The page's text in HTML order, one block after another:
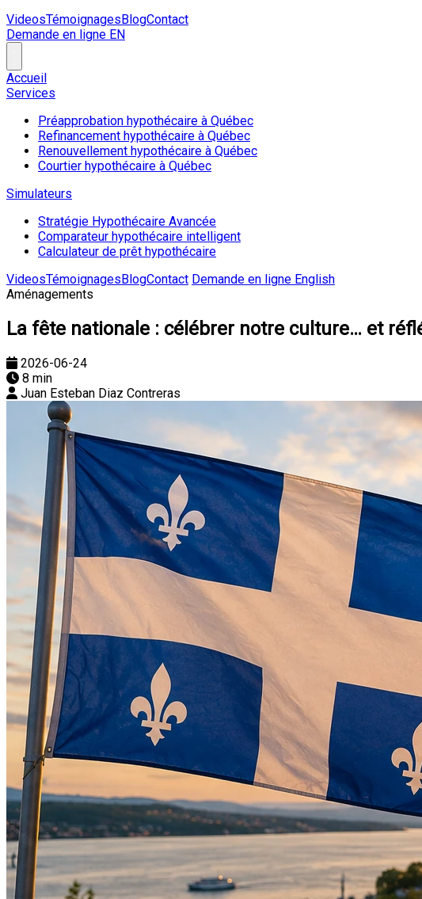
VideosTémoignagesBlogContact
Demande en ligne EN
Accueil
Services
Préapprobation hypothécaire à Québec
Refinancement hypothécaire à Québec
Renouvellement hypothécaire à Québec
Courtier hypothécaire à Québec
Simulateurs
Stratégie Hypothécaire Avancée
Comparateur hypothécaire intelligent
Calculateur de prêt hypothécaire
VideosTémoignagesBlogContact Demande en ligne English
Aménagements
La fête nationale : célébrer notre culture… et
2026-06-24
8 min
Juan Esteban Diaz Contreras